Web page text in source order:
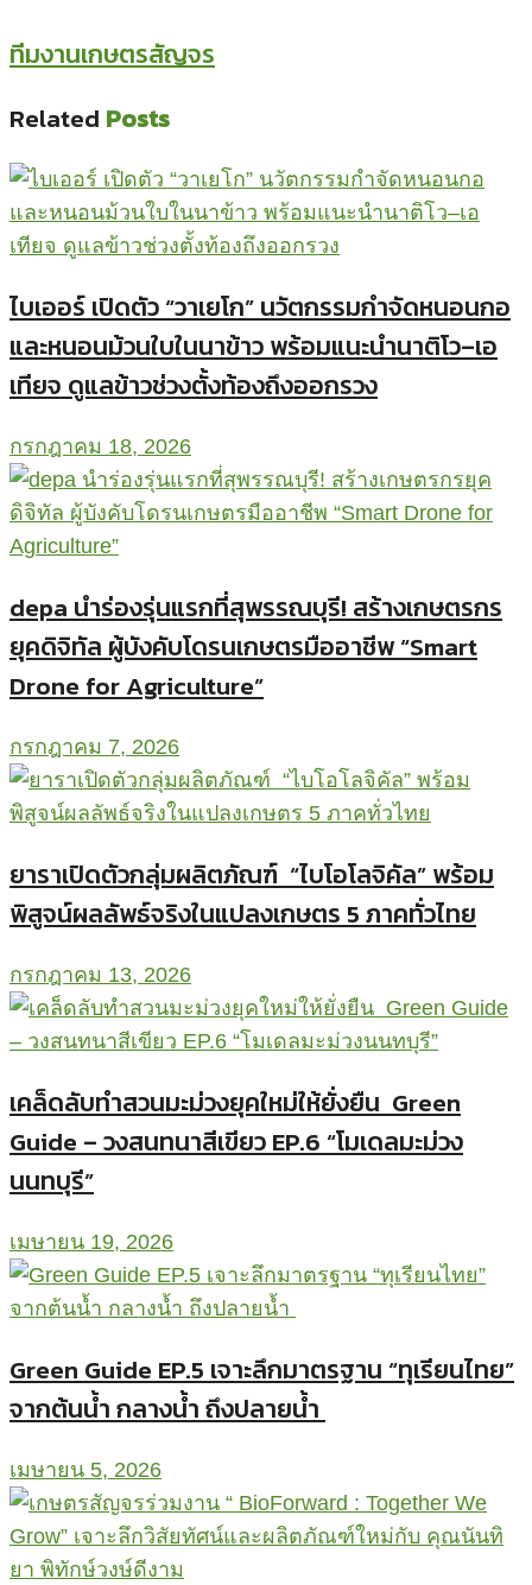
ทีมงานเกษตรสัญจร
Related Posts
ไบเออร์ เปิดตัว “วาเยโก” นวัตกรรมกำจัดหนอนกอ
และหนอนม้วนใบในนาข้าว พร้อมแนะนำนาติโว–เอ
เทียจ ดูแลข้าวช่วงตั้งท้องถึงออกรวง
กรกฎาคม 18, 2026
depa นำร่องรุ่นแรกที่สุพรรณบุรี! สร้างเกษตรกร
ยุคดิจิทัล ผู้บังคับโดรนเกษตรมืออาชีพ “Smart
Drone for Agriculture”
กรกฎาคม 7, 2026
ยาราเปิดตัวกลุ่มผลิตภัณฑ์ “ไบโอโลจิคัล” พร้อม
พิสูจน์ผลลัพธ์จริงในแปลงเกษตร 5 ภาคทั่วไทย
กรกฎาคม 13, 2026
เคล็ดลับทำสวนมะม่วงยุคใหม่ให้ยั่งยืน Green
Guide – วงสนทนาสีเขียว EP.6 “โมเดลมะม่วง
นนทบุรี”
เมษายน 19, 2026
Green Guide EP.5 เจาะลึกมาตรฐาน “ทุเรียนไทย”
จากต้นน้ำ กลางน้ำ ถึงปลายน้ำ
เมษายน 5, 2026